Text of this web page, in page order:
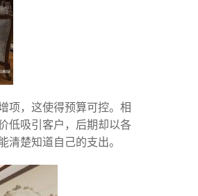
项，这使得预算可控。相
低吸引客户，后期却以各
楚知道自己的支出。